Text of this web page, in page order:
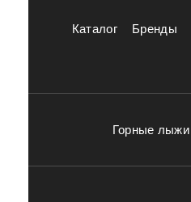
Каталог Бренды
Горные лыжи